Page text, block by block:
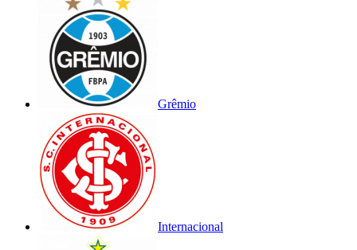
Grêmio
Internacional